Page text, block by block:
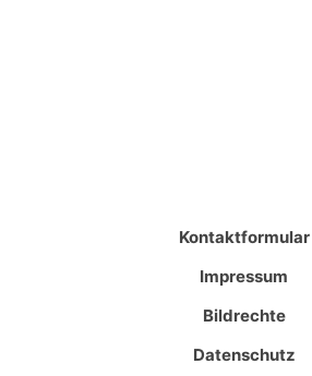
Kontaktformular
Impressum
Bildrechte
Datenschutz